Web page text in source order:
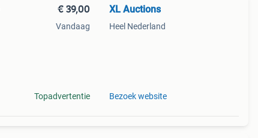
€ 39,00
Vandaag
Topadvertentie
XL Auctions
Heel Nederland
Bezoek website